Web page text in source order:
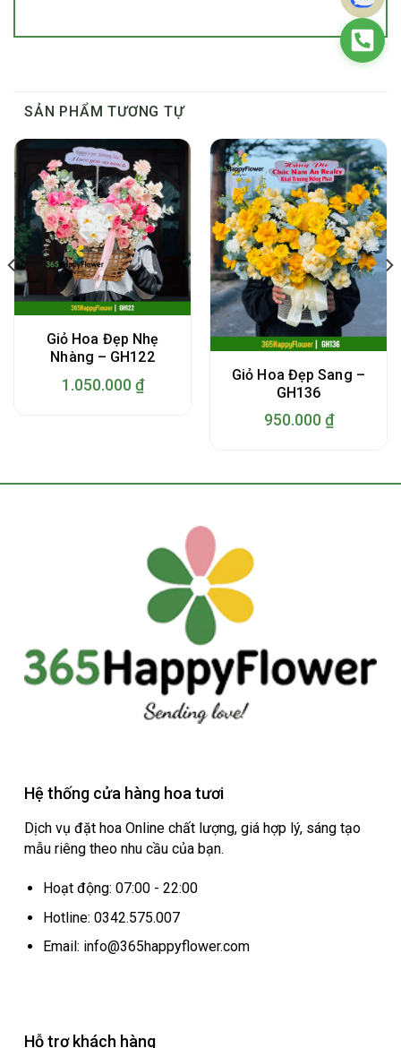
SẢN PHẨM TƯƠNG TỰ
Giỏ Hoa Đẹp Nhẹ
Nhàng – GH122
1.050.000 ₫
Giỏ Hoa Đẹp Sang –
GH136
950.000 ₫
Hệ thống cửa hàng hoa tươi
Dịch vụ đặt hoa Online chất lượng, giá hợp lý, sáng tạo
mẫu riêng theo nhu cầu của bạn.
Hoạt động: 07:00 - 22:00
Hotline: 0342.575.007
Email: info@365happyflower.com
Hỗ trợ khách hàng